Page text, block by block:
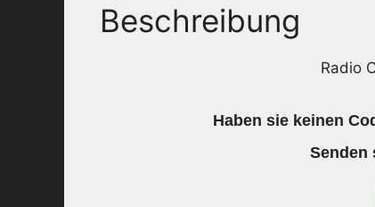
Beschreibung
Radio
Haben sie keinen
Senden